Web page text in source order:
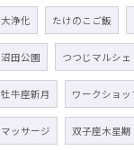
大浄化 たけのこご飯
沼田公園 つつじマルシェ
牡牛座新月 ワークショッ
マッサージ 双子座木星期